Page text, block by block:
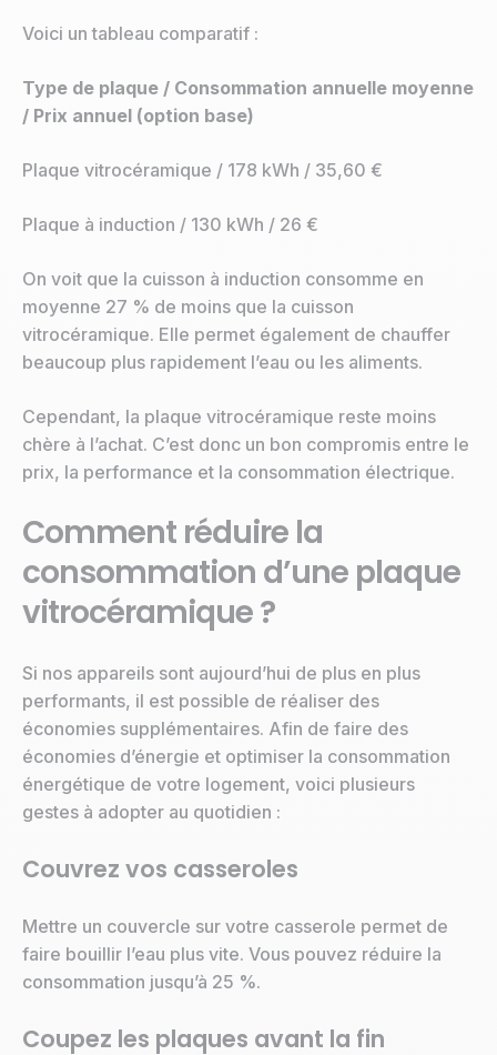
Voici un tableau comparatif :
Type de plaque / Consommation annuelle moyenne
/ Prix annuel (option base)
Plaque vitrocéramique / 178 kWh / 35,60 €
Plaque à induction / 130 kWh / 26 €
On voit que la cuisson à induction consomme en
moyenne 27 % de moins que la cuisson
vitrocéramique. Elle permet également de chauffer
beaucoup plus rapidement l’eau ou les aliments.
Cependant, la plaque vitrocéramique reste moins
chère à l’achat. C’est donc un bon compromis entre le
prix, la performance et la consommation électrique.
Comment réduire la
consommation d’une plaque
vitrocéramique ?
Si nos appareils sont aujourd’hui de plus en plus
performants, il est possible de réaliser des
économies supplémentaires. Afin de faire des
économies d’énergie et optimiser la consommation
énergétique de votre logement, voici plusieurs
gestes à adopter au quotidien :
Couvrez vos casseroles
Mettre un couvercle sur votre casserole permet de
faire bouillir l’eau plus vite. Vous pouvez réduire la
consommation jusqu’à 25 %.
Coupez les plaques avant la fin